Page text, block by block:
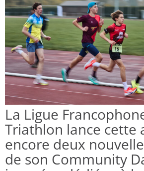
La Ligue
Triathlon lance cette
encore deux
de son Community